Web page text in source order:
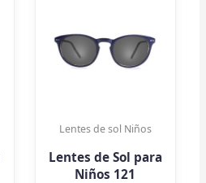
Lentes de sol Niños
Lentes de Sol para
Niños 121